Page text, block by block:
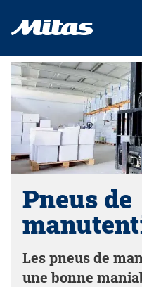
Pneus de
Les pneus de
une bonne